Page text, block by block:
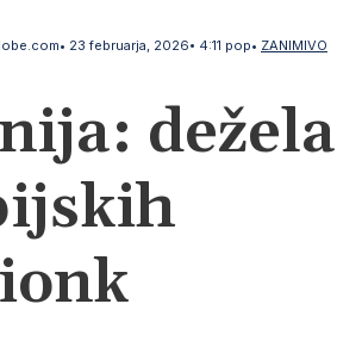
• 23 februarja, 2026• 4:11 pop• ZANIMIVO
dežela